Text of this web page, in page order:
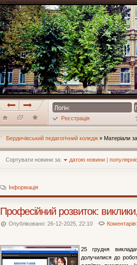
Реєстрація
Бердичівський педагогічний коледж » Матеріали
Сортувати новини за: датою новини |
Інформація
Професійний розвиток:
Опубліковано: 26-12-2025, 22:10
25 грудня
долучилися до